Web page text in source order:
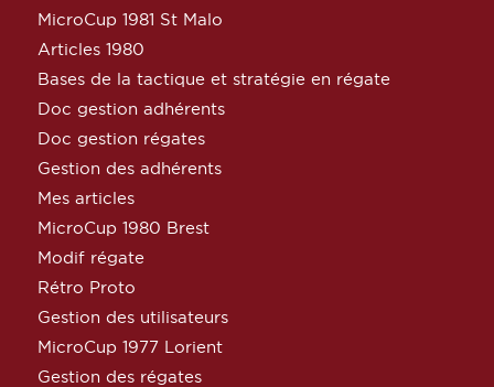
MicroCup 1981 St Malo
Articles 1980
Bases de la tactique et stratégie en régate
Doc gestion adhérents
Doc gestion régates
Gestion des adhérents
Mes articles
MicroCup 1980 Brest
Modif régate
Rétro Proto
Gestion des utilisateurs
MicroCup 1977 Lorient
Gestion des régates